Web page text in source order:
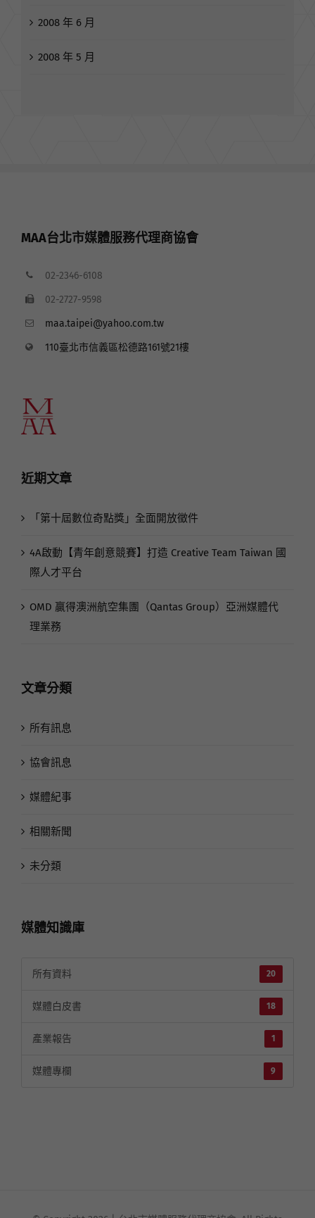
2008 年 6 月
2008 年 5 月
MAA台北市媒體服務代理商協會
02-2346-6108
02-2727-9598
maa.taipei@yahoo.com.tw
110臺北市信義區松德路161號21樓
近期文章
「第十屆數位奇點獎」全面開放徵件
4A啟動【青年創意競賽】打造 Creative Team Taiwan 國
際人才平台
OMD 贏得澳洲航空集團（Qantas Group）亞洲媒體代
理業務
文章分類
所有訊息
協會訊息
媒體紀事
相關新聞
未分類
媒體知識庫
20
所有資料
18
媒體白皮書
1
產業報告
9
媒體專欄